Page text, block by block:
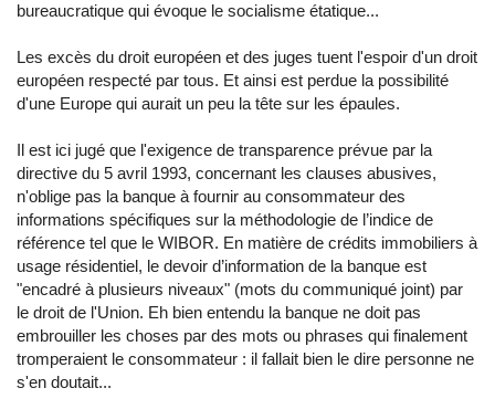
bureaucratique qui évoque le socialisme étatique...
Les excès du droit européen et des juges tuent l'espoir d'un droit
européen respecté par tous. Et ainsi est perdue la possibilité
d'une Europe qui aurait un peu la tête sur les épaules.
Il est ici jugé que l'exigence de transparence prévue par la
directive du 5 avril 1993, concernant les clauses abusives,
n'oblige pas la banque à fournir au consommateur des
informations spécifiques sur la méthodologie de l’indice de
référence tel que le WIBOR. En matière de crédits immobiliers à
usage résidentiel, le devoir d’information de la banque est
"encadré à plusieurs niveaux" (mots du communiqué joint) par
le droit de l'Union. Eh bien entendu la banque ne doit pas
embrouiller les choses par des mots ou phrases qui finalement
tromperaient le consommateur : il fallait bien le dire personne ne
s'en doutait...